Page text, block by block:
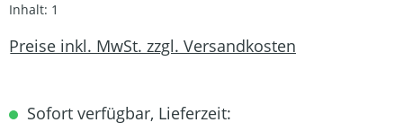
Inhalt: 1
Preise inkl. MwSt. zzgl. Versandkosten
Sofort verfügbar, Lieferzeit: